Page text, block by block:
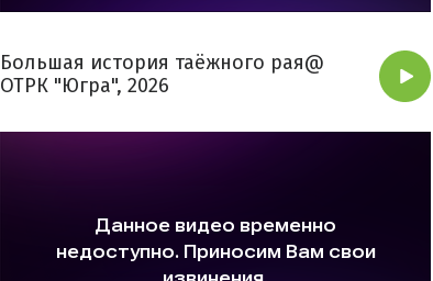
Большая история таёжного рая@
ОТРК "Югра", 2026